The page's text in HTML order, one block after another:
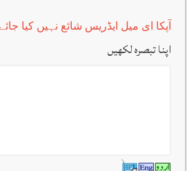
آپکا ای میل ایڈریس شائع نہیں کیا
اپنا تبصرہ لکھیں